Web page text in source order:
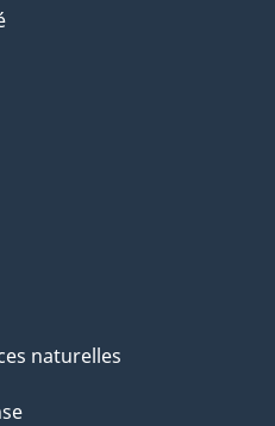
naturelles